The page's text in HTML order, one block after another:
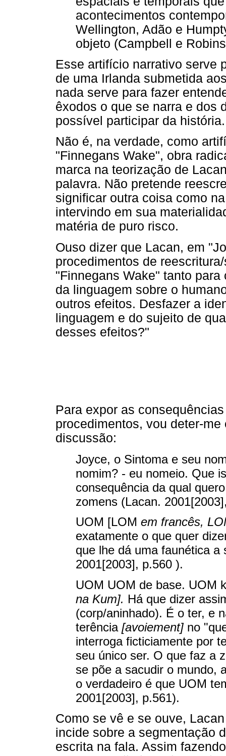
acontecimentos
Wellington, Adão e
objeto (Campbell e
Esse artifício narrativo serve
de uma Irlanda submetida
nada serve para fazer
êxodos o que se narra e dos
possível participar da história.
Não é, na verdade, como
"Finnegans Wake", obra
marca na teorização de
palavra. Não pretende
significar outra coisa como
intervindo em sua
matéria de puro risco.
Ouso dizer que Lacan, em
procedimentos de
"Finnegans Wake" tanto
da linguagem sobre o
outros efeitos. Desfazer a
linguagem e do sujeito de
desses efeitos?"
Para expor as
procedimentos, vou deter-
discussão:
Joyce, o Sintoma e seu
nomim? - eu nomeio. Que
consequência da qual
zomens (Lacan.
UOM [LOM em francês,
exatamente o que quer
que lhe dá uma faunética
2001[2003], p.560 ).
UOM UOM de base. UOM
na Kum]. Há que dizer
(corp/aninhado). É o ter, e
terência [avoiement] no
interroga ficticiamente por
seu único ser. O que faz a
se põe a sacudir o mundo,
o verdadeiro é que UOM
2001[2003], p.561).
Como se vê e se ouve,
incide sobre a segmentação
escrita na fala. Assim